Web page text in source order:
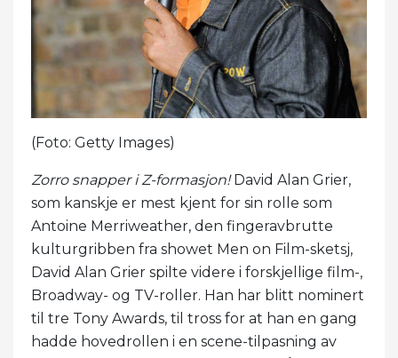
(Foto: Getty Images)
Zorro snapper i Z-formasjon!David Alan Grier,
som kanskje er mest kjent for sin rolle som
Antoine Merriweather, den fingeravbrutte
kulturgribben fra showet Men on Film-sketsj,
David Alan Grier spilte videre i forskjellige film-,
Broadway- og TV-roller. Han har blitt nominert
til tre Tony Awards, til tross for at han en gang
hadde hovedrollen i en scene-tilpasning av